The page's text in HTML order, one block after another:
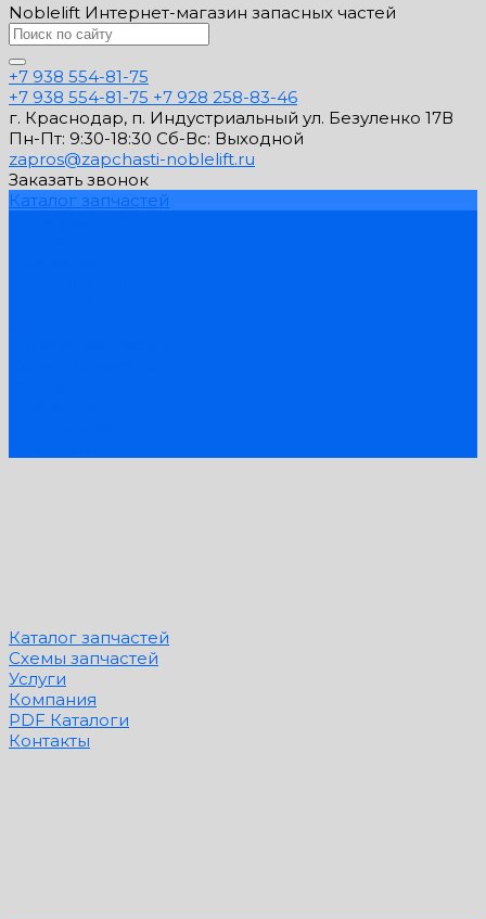
Noblelift Интернет-магазин запасных частей
+7 938 554-81-75
+7 938 554-81-75 +7 928 258-83-46
г. Краснодар, п. Индустриальный ул. Безуленко 17В
Пн-Пт: 9:30-18:30 Cб-Вс: Выходной
zapros@zapchasti-noblelift.ru
Заказать звонок
Каталог запчастей
Каталог запчастей
Схемы запчастей
Услуги
Компания
PDF Каталоги
Контакты